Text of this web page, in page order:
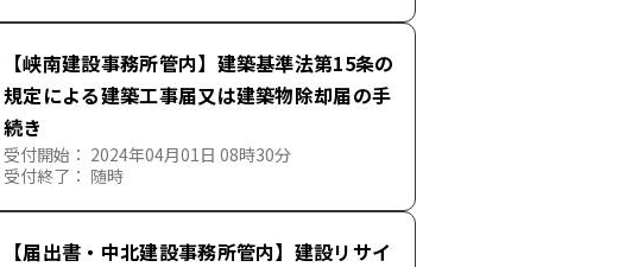
【峡南建設事務所管内】建築基準法第15条の
規定による建築工事届又は建築物除却届の手
続き
受付開始： 2024年04月01日 08時30分
受付終了： 随時
【届出書・中北建設事務所管内】建設リサイ